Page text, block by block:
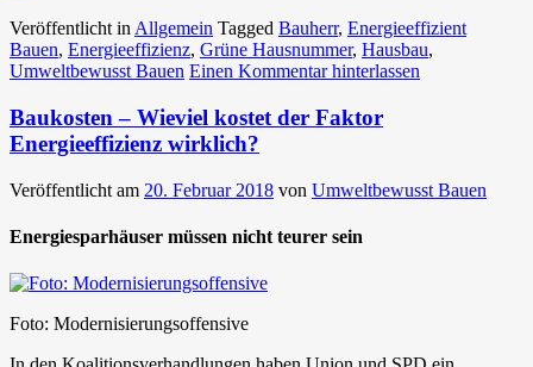
Veröffentlicht in Allgemein Tagged Bauherr, Energieeffizient
Bauen, Energieeffizienz, Grüne Hausnummer, Hausbau,
Umweltbewusst Bauen Einen Kommentar hinterlassen
Baukosten – Wieviel kostet der Faktor
Energieeffizienz wirklich?
Veröffentlicht am 20. Februar 2018 von Umweltbewusst Bauen
Energiesparhäuser müssen nicht teurer sein
Foto: Modernisierungsoffensive